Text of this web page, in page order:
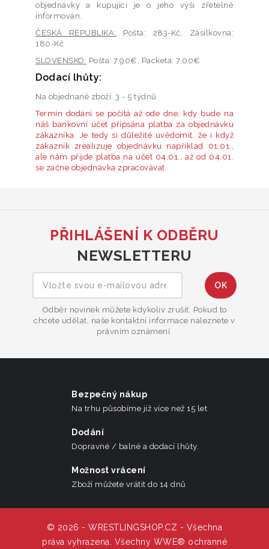
objednávky a kupující je o jeho výši zřetelně
informován.
ČESKÁ REPUBLIKA:
Pošta: 283-Kč, Zásilkovna:
180-Kč
SLOVENSKO: Pošta: 7,90€, Packeta: 7,00€
Dodací lhůty:
Na objednané zboží: 3 - 5 týdnů
Termín dodání se počítá až ode dne, kdy bude na
náš bankovní účet připsána platba za objednávku
zákazníka. Je tedy si důležité uvědomit, že i když
zákazník zrealizuje objednávku například 01.01.,
ale nám přijde platba na účet 04.01., až od 04.01.
se začne objednávka zpracovávat.
PŘIHLÁŠENÍ K ODBĚRU
NEWSLETTERU
Odběr novinek můžete kdykoliv zrušit. Pokud to
chcete udělat, naše kontaktní informace naleznete v
právním oznámení.
Bezpečný nákup
Na trhu působíme již více než 15 let
Dodání
Dopravné / balné a dodací lhůty.
Možnost vrácení
Zboží můžete vrátit do 14 dnů
© 2026 - WRESTLINGSHOP.CZ - Všechna
práva vyhrazena. Všechny WWE® ochranné